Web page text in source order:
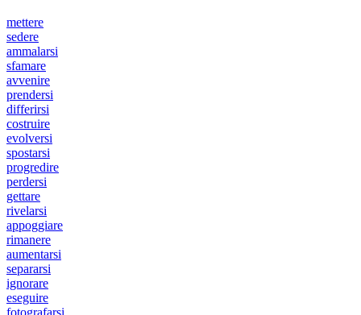
mettere
sedere
ammalarsi
sfamare
avvenire
prendersi
differirsi
costruire
evolversi
spostarsi
progredire
perdersi
gettare
rivelarsi
appoggiare
rimanere
aumentarsi
separarsi
ignorare
eseguire